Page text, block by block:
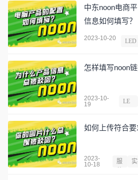
中东noon电商
信息如何填写？
2023-10-20 LED
怎样填写noon
2023-10-
19
LE
如何上传符合要
2023-
10-18
服